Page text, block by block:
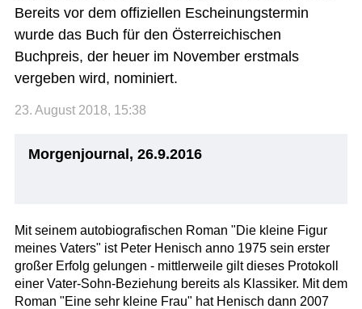
Bereits vor dem offiziellen Escheinungstermin
wurde das Buch für den Österreichischen
Buchpreis, der heuer im November erstmals
vergeben wird, nominiert.
23. August 2018, 15:38
Morgenjournal, 26.9.2016
Mit seinem autobiografischen Roman "Die kleine Figur
meines Vaters" ist Peter Henisch anno 1975 sein erster
großer Erfolg gelungen - mittlerweile gilt dieses Protokoll
einer Vater-Sohn-Beziehung bereits als Klassiker. Mit dem
Roman "Eine sehr kleine Frau" hat Henisch dann 2007